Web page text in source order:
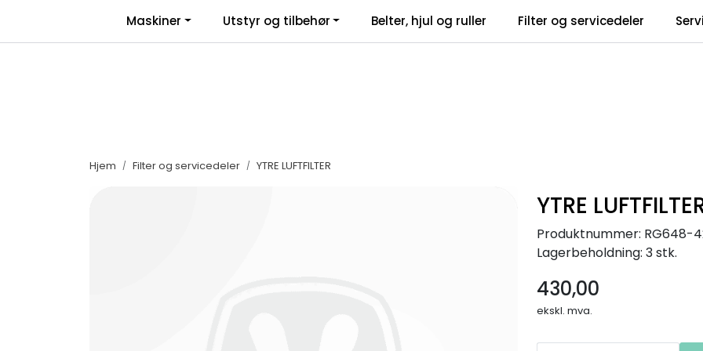
Facebook | Salgsbetingelser | Nyhetsbrev
Maskiner Utstyr og tilbehør Belter, hjul og ruller Filter og servicedeler
Hjem Filter og servicedeler YTRE LUFTFILTER
YTRE
Produktnummer: RG648-
Lagerbeholdning: 3 stk.
430,00
ekskl. mva.